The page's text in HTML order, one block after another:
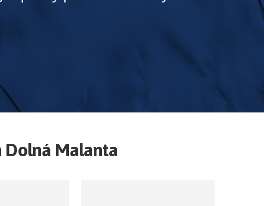
Dolná Malanta